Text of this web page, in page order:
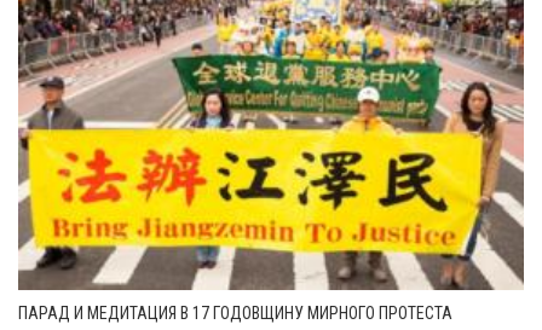
ПАРАД И МЕДИТАЦИЯ В 17 ГОДОВЩИНУ МИРНОГО ПРОТЕСТА